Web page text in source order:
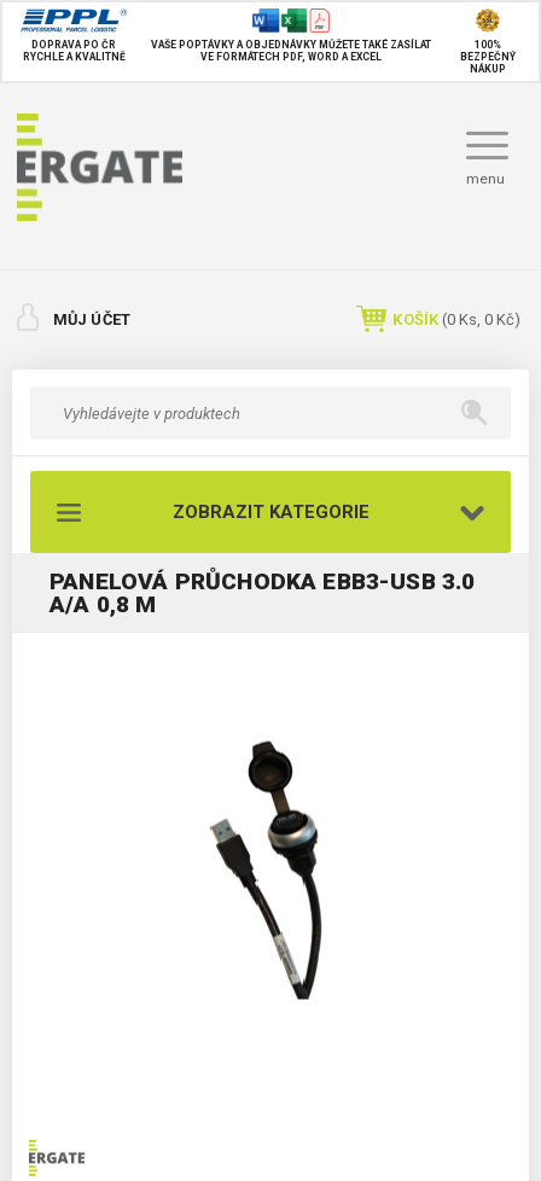
DOPRAVA PO ČR
RYCHLE A KVALITNĚ
VAŠE POPTÁVKY A OBJEDNÁVKY MŮŽETE TAKÉ ZASÍLAT
VE FORMÁTECH PDF, WORD A EXCEL
100%
BEZPEČNÝ
NÁKUP
menu
MŮJ ÚČET KOŠÍK (0 Ks, 0 Kč)
ZOBRAZIT KATEGORIE
PANELOVÁ PRŮCHODKA EBB3-USB 3.0
A/A 0,8 M